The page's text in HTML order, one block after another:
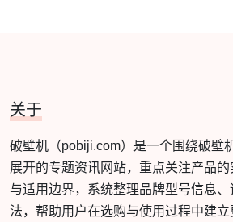
关于
破壁机（pobiji.com）是一个围绕破壁
展开的专题资讯网站，重点关注产品
与适用边界，系统整理品牌型号信息
法，帮助用户在选购与使用过程中建立